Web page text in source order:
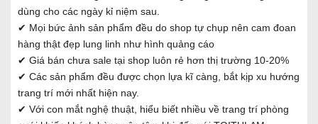
dùng cho các ngày kỉ niệm sau.
✔ Mọi bức ảnh sản phẩm đều do shop tự chụp nên cam đoan
hàng thật đẹp lung linh như hình quảng cáo
✔ Giá bán chưa sale tại shop luôn rẻ hơn thị trường 10-20%
✔ Các sản phẩm đều được chọn lựa kĩ càng, bắt kịp xu hướng
trang trí mới nhất hiện nay.
✔ Với con mắt nghệ thuật, hiểu biết nhiều về trang trí phòng